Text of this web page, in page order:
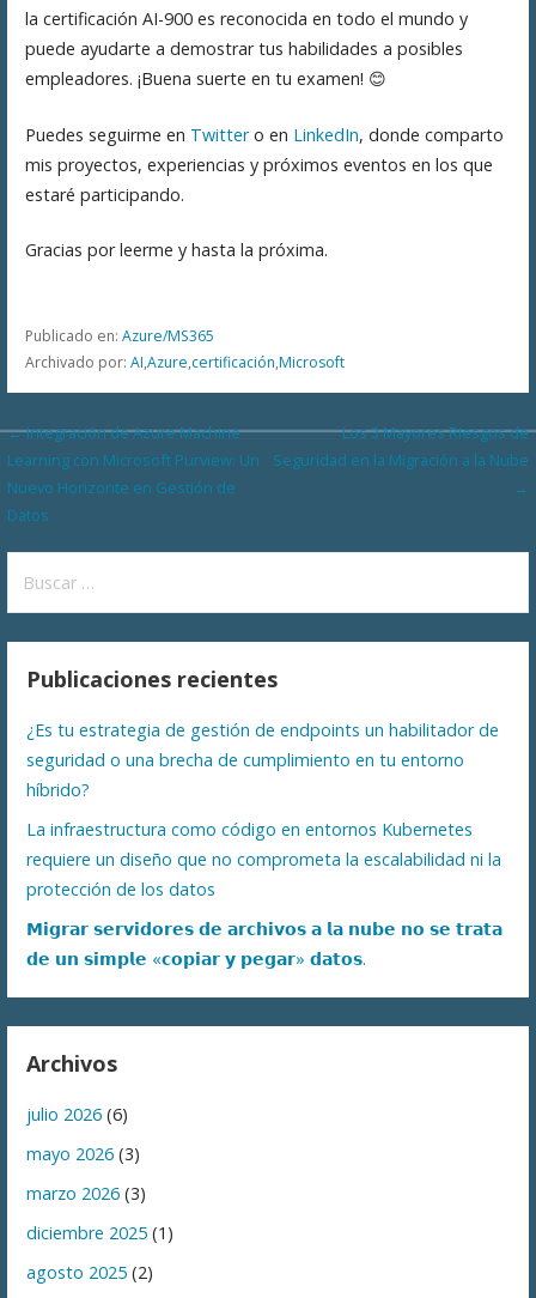
la certificación AI-900 es reconocida en todo el mundo y
puede ayudarte a demostrar tus habilidades a posibles
empleadores. ¡Buena suerte en tu examen! 😊
Puedes seguirme en Twittero en LinkedIn, donde comparto
mis proyectos, experiencias y próximos eventos en los que
estaré participando.
Gracias por leerme y hasta la próxima.
Publicado en: Azure/MS365
Archivado por: AI,Azure,certificación,Microsoft
Navegación
de
entradas
← Integración de Azure Machine
Learning con Microsoft Purview: Un
Nuevo Horizonte en Gestión de
Datos
Los 3 Mayores Riesgos de
Seguridad en la Migración a la Nube
→
Publicaciones recientes
¿Es tu estrategia de gestión de endpoints un habilitador de
seguridad o una brecha de cumplimiento en tu entorno
híbrido?
La infraestructura como código en entornos Kubernetes
requiere un diseño que no comprometa la escalabilidad ni la
protección de los datos
𝗠𝗶𝗴𝗿𝗮𝗿 𝘀𝗲𝗿𝘃𝗶𝗱𝗼𝗿𝗲𝘀 𝗱𝗲 𝗮𝗿𝗰𝗵𝗶𝘃𝗼𝘀 𝗮 𝗹𝗮 𝗻𝘂𝗯𝗲 𝗻𝗼 𝘀𝗲 𝘁𝗿𝗮𝘁𝗮
𝗱𝗲 𝘂𝗻 𝘀𝗶𝗺𝗽𝗹𝗲 «𝗰𝗼𝗽𝗶𝗮𝗿 𝘆 𝗽𝗲𝗴𝗮𝗿» 𝗱𝗮𝘁𝗼𝘀.
Archivos
julio 2026 (6)
mayo 2026 (3)
marzo 2026 (3)
diciembre 2025 (1)
agosto 2025 (2)